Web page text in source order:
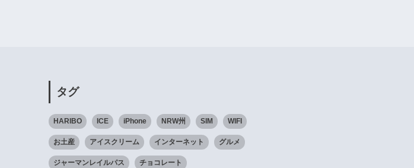
タグ
HARIBO ICE iPhone NRW州 SIM WIFI
お土産 アイスクリーム インターネット グルメ
ジャーマンレイルパス チョコレート